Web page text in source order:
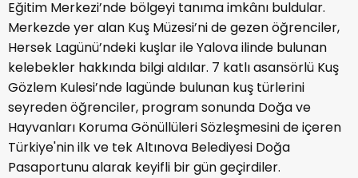
Eğitim Merkezi’nde bölgeyi tanıma imkânı buldular.
Merkezde yer alan Kuş Müzesi’ni de gezen öğrenciler,
Hersek Lagünü’ndeki kuşlar ile Yalova ilinde bulunan
kelebekler hakkında bilgi aldılar. 7 katlı asansörlü Kuş
Gözlem Kulesi’nde lagünde bulunan kuş türlerini
seyreden öğrenciler, program sonunda Doğa ve
Hayvanları Koruma Gönüllüleri Sözleşmesini de içeren
Türkiye'nin ilk ve tek Altınova Belediyesi Doğa
Pasaportunu alarak keyifli bir gün geçirdiler.